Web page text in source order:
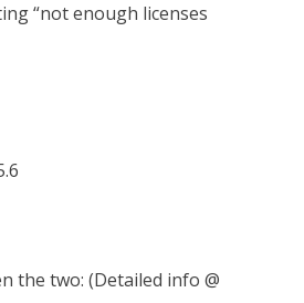
“not enough licenses
the two: (Detailed info @